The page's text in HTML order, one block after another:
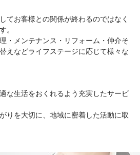
てお客様との関係が終わるのではなく
。
・メンテナンス・リフォーム・仲介そ
えなどライフステージに応じて様々な
な生活をおくれるよう充実したサービ
りを大切に、地域に密着した活動に取